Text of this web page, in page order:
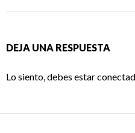
DEJA UNA RESPUESTA
Lo siento, debes estar